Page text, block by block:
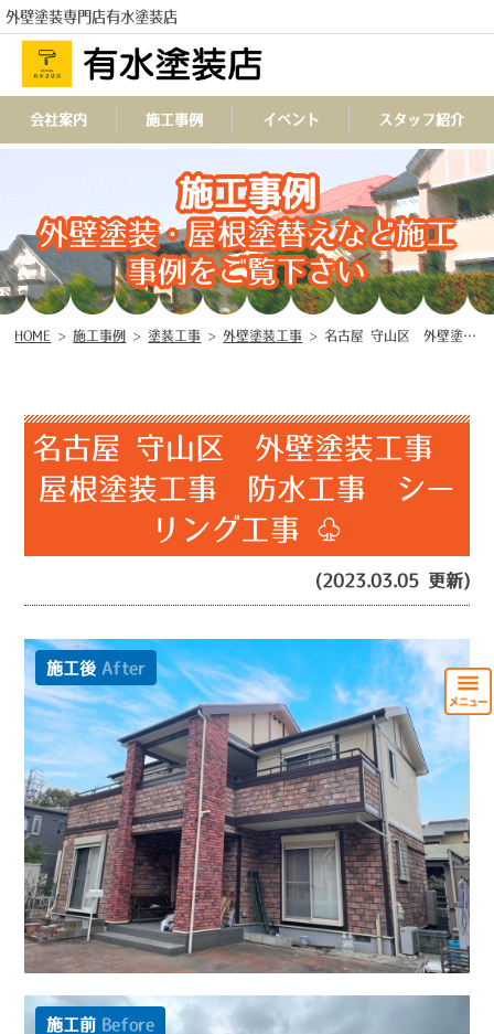
外壁塗装専門店有水塗装店
TEL
会社案内 施工事例 イベント スタッフ紹介
施工事例
外壁塗装・屋根塗替えなど施工
事例をご覧下さい
HOME > 施工事例 > 塗装工事 >外壁塗装工事 >名古屋 守山区 外壁塗装工事 屋根塗装工事 防水工事 シーリング工事 ♧
名古屋 守山区 外壁塗装工事
屋根塗装工事 防水工事 シー
リング工事 ♧
(2023.03.05 更新)
施工後 After
施工前 Before